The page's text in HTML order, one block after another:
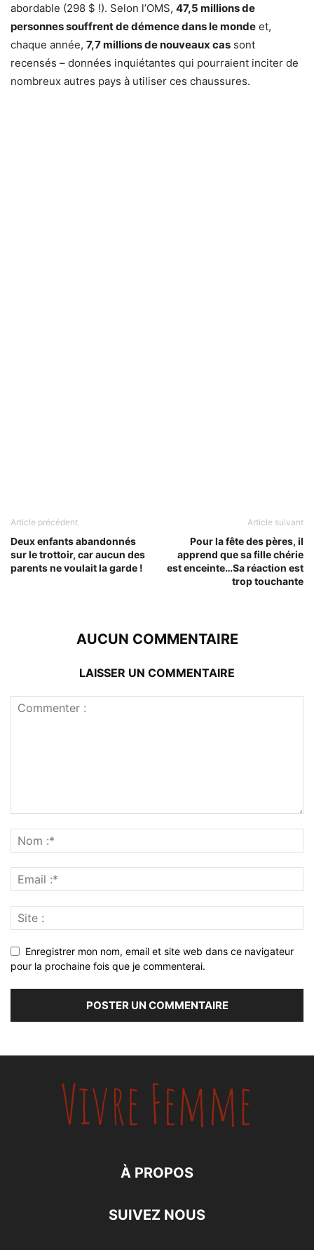
abordable (298 $ !). Selon l’OMS, 47,5 millions de
personnes souffrent de démence dans le monde et,
chaque année, 7,7 millions de nouveaux cas sont
recensés – données inquiétantes qui pourraient inciter de
nombreux autres pays à utiliser ces chaussures.
Article précédent
Deux enfants abandonnés
sur le trottoir, car aucun des
parents ne voulait la garde !
Article suivant
Pour la fête des pères, il
apprend que sa fille chérie
est enceinte…Sa réaction est
trop touchante
AUCUN COMMENTAIRE
LAISSER UN COMMENTAIRE
Enregistrer mon nom, email et site web dans ce navigateur
pour la prochaine fois que je commenterai.
À PROPOS
SUIVEZ NOUS